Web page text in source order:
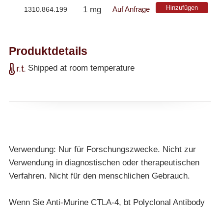
1310.864.199 1 mg Auf Anfrage Hinzufügen
Produktdetails
Shipped at room temperature
Verwendung: Nur für Forschungszwecke. Nicht zur
Verwendung in diagnostischen oder therapeutischen
Verfahren. Nicht für den menschlichen Gebrauch.
Wenn Sie Anti-Murine CTLA-4, bt Polyclonal Antibody